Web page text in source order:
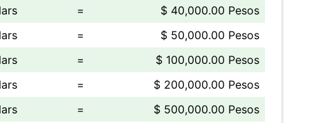
=
$ 40,000.00 Pesos
=
$ 50,000.00 Pesos
=
$ 100,000.00 Pesos
=
$ 200,000.00 Pesos
= $ 500,000.00 Pesos